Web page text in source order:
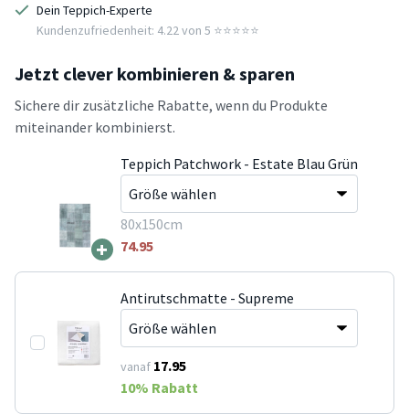
Dein Teppich-Experte
Kundenzufriedenheit: 4.22 von 5 ⭐️⭐️⭐️⭐️⭐️
Jetzt clever kombinieren & sparen
Sichere dir zusätzliche Rabatte, wenn du Produkte
miteinander kombinierst.
+
Teppich Patchwork - Estate Blau Grün
80x150cm
74.95
Antirutschmatte - Supreme
vanaf 17.95
10% Rabatt